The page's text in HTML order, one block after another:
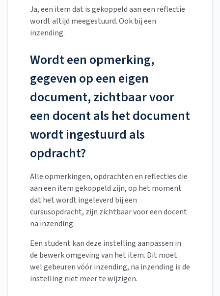
Ja, een item dat is gekoppeld aan een reflectie
wordt altijd meegestuurd. Ook bij een
inzending.
Wordt een opmerking,
gegeven op een eigen
document, zichtbaar voor
een docent als het document
wordt ingestuurd als
opdracht?
Alle opmerkingen, opdrachten en reflecties die
aan een item gekoppeld zijn, op het moment
dat het wordt ingeleverd bij een
cursusopdracht, zijn zichtbaar voor een docent
na inzending.
Een student kan deze instelling aanpassen in
de bewerk omgeving van het item. Dit moet
wel gebeuren vóór inzending, na inzending is de
instelling niet meer te wijzigen.